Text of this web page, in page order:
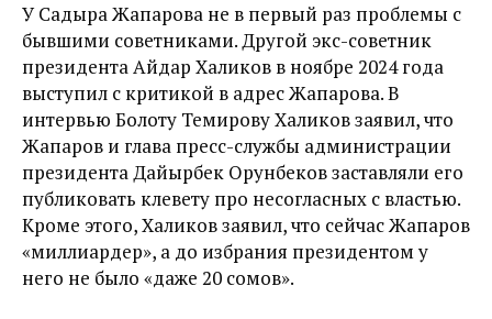
У Садыра Жапарова не в первый раз проблемы с
бывшими советниками. Другой экс-советник
президента Айдар Халиков в ноябре 2024 года
выступил с критикой в адрес Жапарова. В
интервью Болоту Темирову Халиковзаявил, что
Жапаров и глава пресс-службы администрации
президента Дайырбек Орунбеков заставляли его
публиковать клевету про несогласных с властью.
Кроме этого, Халиков заявил, что сейчас Жапаров
«миллиардер», а до избрания президентом у
него не было «даже 20 сомов».